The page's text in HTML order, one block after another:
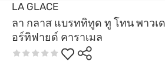
LA GLACE
ลา กลาส แบรททิทูด ทู โทน พาวเ
อร์ทิฟายด์ คาราเมล